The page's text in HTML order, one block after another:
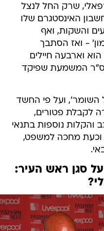
שרק החל לנצל
האינסטגרם שלו
והשקות, ואף
- ואז הסתבך
וארבעה חיילים
המשמעת שפיקד
השומר', ועל פי החשד
לקבלת פטורים,
והקלות נוספות בתנאי
וכעת מחכה למשפט,
סגן ראש העיר: